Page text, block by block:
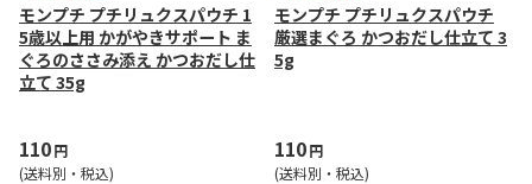
モンプチ プチリュクスパウチ 1
5歳以上用 かがやきサポート ま
ぐろのささみ添え かつおだし仕
立て 35g
110円
(送料別・税込)
モンプチ プチリュクスパウチ
厳選まぐろ かつおだし仕立て 3
5g
110円
(送料別・税込)